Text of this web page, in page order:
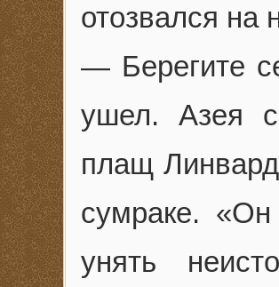
отозвался на
— Берегите
ушел. Азея
плащ
сумраке.
унять